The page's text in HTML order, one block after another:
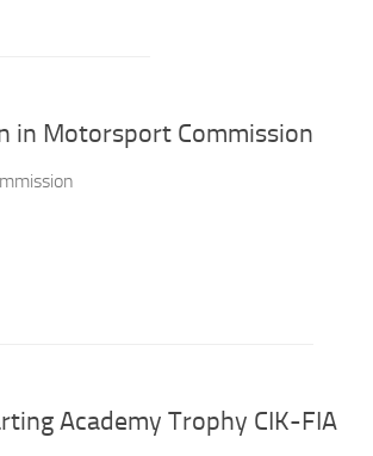
in Motorsport Commission
Academy Trophy CIK-FIA